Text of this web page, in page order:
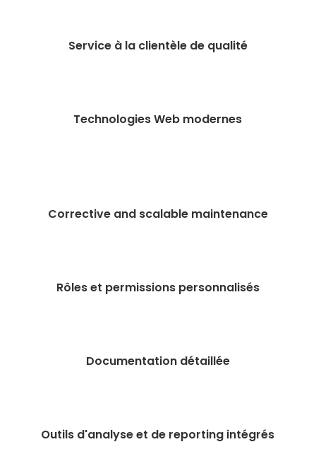
Service à la clientèle de qualité
Technologies Web modernes
Corrective and scalable maintenance
Rôles et permissions personnalisés
Documentation détaillée
Outils d'analyse et de reporting intégrés